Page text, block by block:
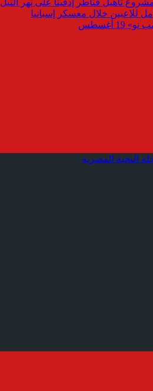
مشروع تأهيل قناطر إدفينا على نهر النيل
للاعبين خلال معسكر إسبانيا
أغسطس
النخبة المصرية